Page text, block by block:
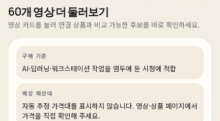
60개 영상 더 둘러보기
영상 카드를 눌러 연결 상품과 비교 가능한 후보를 바로 확인하세요.
AI·딥러닝
1주 전
최소한의 가격으로 최선의 성능을 담은 PC
구매 기준
AI·딥러닝·워크스테이션 작업을 염두에 둔 시청에 적합
예상 예산대
자동 추정 가격대를 표시하지 않습니다. 영상·상품 페이지에서
가격을 직접 확인해 주세요.